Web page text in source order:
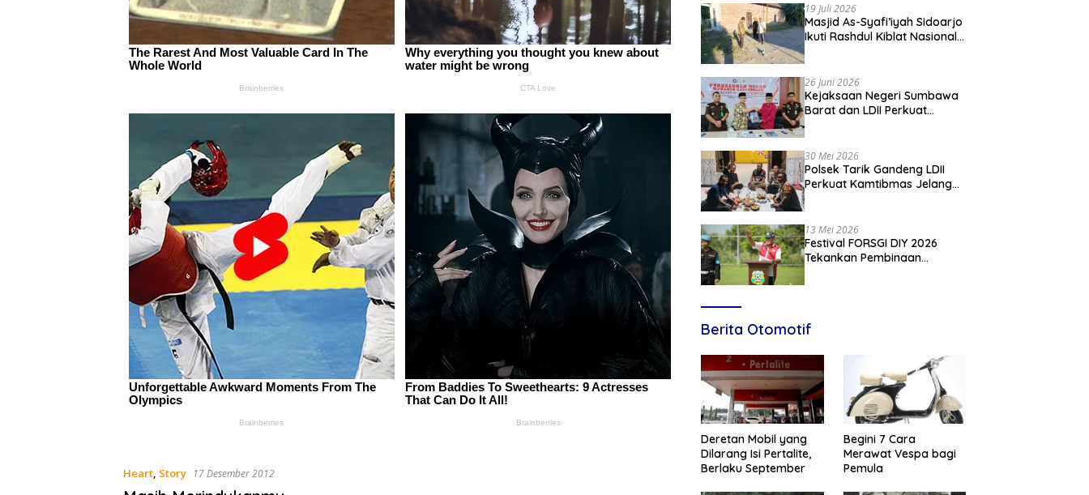
Heart, Story 17 Desember 2012
19 Juli 2026
Masjid As-Syafi’iyah Sidoarjo
Ikuti Rashdul Kiblat Nasional,
26 Juni 2026
Kejaksaan Negeri Sumbawa
Barat dan LDII Perkuat
Empat Pilar Kebangsaan
30 Mei 2026
Polsek Tarik Gandeng LDII
Perkuat Kamtibmas Jelang
13 Mei 2026
Festival FORSGI DIY 2026
Tekankan Pembinaan
Berita Otomotif
Deretan Mobil yang
Dilarang Isi Pertalite,
Berlaku September
Begini 7 Cara
Merawat Vespa bagi
Pemula